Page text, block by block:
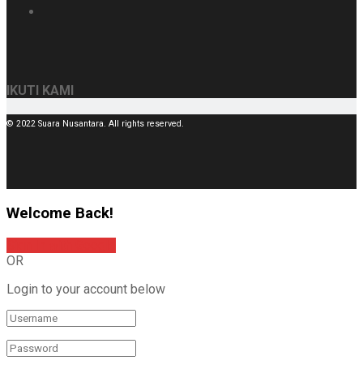
IKUTI KAMI
© 2022 Suara Nusantara. All rights reserved.
Welcome Back!
OR
Login to your account below